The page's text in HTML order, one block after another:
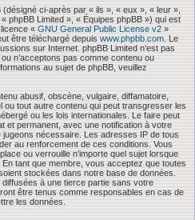
ci-après par « ils », « eux », « leur »,
phpBB Limited », « Équipes phpBB ») qui est
« GNU General Public License v2 »
être téléchargé depuis www.phpbb.com . Le
sur Internet. phpBB Limited n’est pas
n’acceptons pas comme contenu ou
au sujet de phpBB, veuillez
abusif, obscène, vulgaire, diffamatoire,
tout autre contenu qui peut transgresser les
ou les lois internationales. Le faire peut
et permanent, avec une notification à votre
nécessaire. Les adresses IP de tous
au renforcement de ces conditions. Vous
ou verrouille n’importe quel sujet lorsque
tant que membre, vous acceptez que toutes
stockées dans notre base de données.
à une tierce partie sans votre
être tenus comme responsables en cas de
les données.